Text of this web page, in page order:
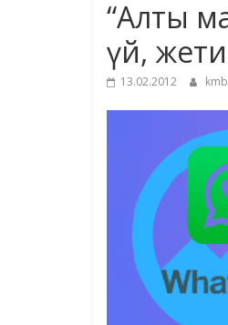
“Алты
үй,
13.02.2012